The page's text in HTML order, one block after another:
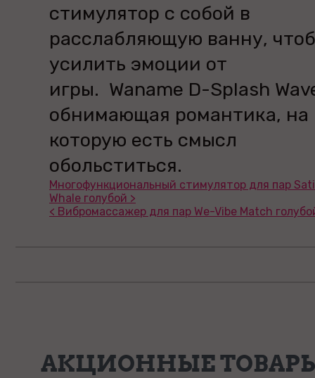
стимулятор с собой в
расслабляющую ванну,
усилить эмоции от
игры. Waname D-Splash
обнимающая романтика, на
которую есть смысл
обольститься.
Многофункциональный стимулятор для пар
Whale голубой >
< Вибромассажер для пар We-Vibe Match
АКЦИОННЫЕ